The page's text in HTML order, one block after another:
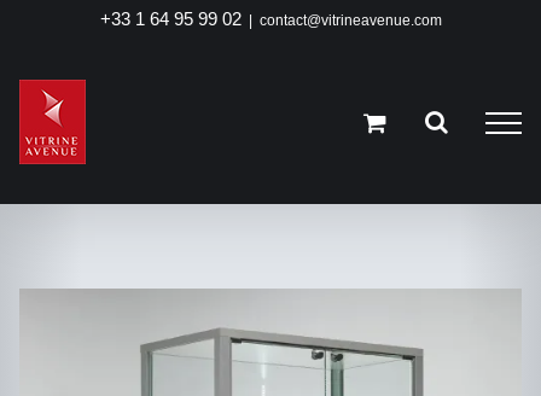
contenu
+33 1 64 95 99 02 contact@vitrineavenue.com